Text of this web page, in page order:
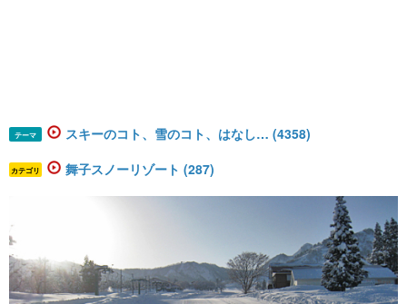
テーマ スキーのコト、雪のコト、はなし… (4358)
カテゴリ 舞子スノーリゾート (287)